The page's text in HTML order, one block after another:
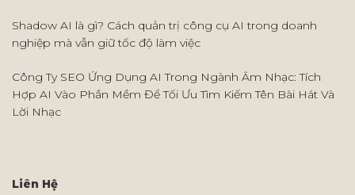
Shadow AI là gì? Cách quản trị công cụ AI trong doanh
nghiệp mà vẫn giữ tốc độ làm việc
Công Ty SEO Ứng Dụng AI Trong Ngành Âm Nhạc: Tích
Hợp AI Vào Phần Mềm Để Tối Ưu Tìm Kiếm Tên Bài Hát Và
Lời Nhạc
Liên Hệ